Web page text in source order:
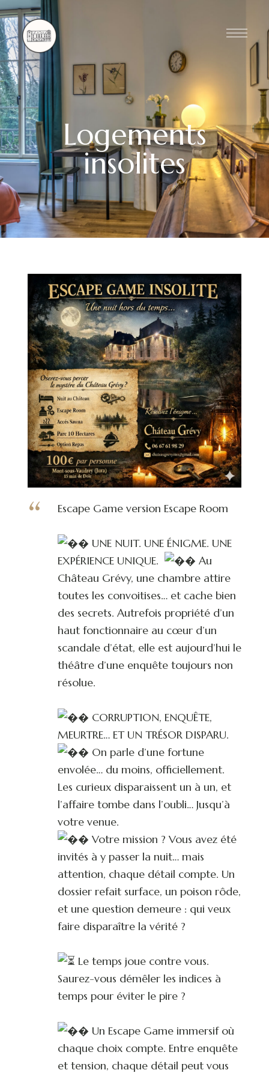
Logements
insolites
Escape Game version Escape Room
UNE NUIT. UNE ÉNIGME. UNE
EXPÉRIENCE UNIQUE.
Au
Château Grévy, une chambre attire
toutes les convoitises… et cache bien
des secrets. Autrefois propriété d’un
haut fonctionnaire au cœur d’un
scandale d’état, elle est aujourd’hui le
théâtre d’une enquête toujours non
résolue.
CORRUPTION, ENQUÊTE,
MEURTRE… ET UN TRÉSOR DISPARU.
On parle d’une fortune
envolée… du moins, officiellement.
Les curieux disparaissent un à un, et
l’affaire tombe dans l’oubli… Jusqu’à
votre venue.
Votre mission ? Vous avez été
invités à y passer la nuit… mais
attention, chaque détail compte. Un
dossier refait surface, un poison rôde,
et une question demeure : qui veux
faire disparaître la vérité ?
Le temps joue contre vous.
Saurez-vous démêler les indices à
temps pour éviter le pire ?
Un Escape Game immersif où
chaque choix compte. Entre enquête
et tension, chaque détail peut vous